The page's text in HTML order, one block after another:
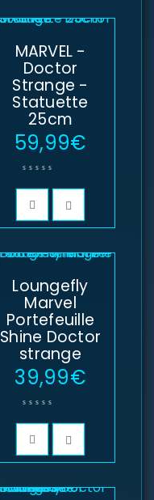
MARVEL -
Doctor
Strange -
Statuette
25cm
59,99€
Loungefly
Marvel
Portefeuille
Shine Doctor
strange
39,99€